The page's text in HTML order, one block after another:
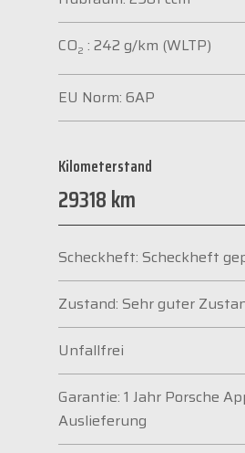
CO2 : 242 g/km (WLTP)
EU Norm: 6AP
Kilometerstand
29318 km
Scheckheft: Scheckheft
Zustand: Sehr guter
Unfallfrei
Garantie: 1 Jahr Porsche
Auslieferung